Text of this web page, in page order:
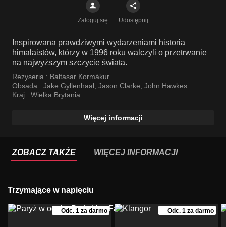
Zaloguj się Udostępnij
Inspirowana prawdziwymi wydarzeniami historia
himalaistów, którzy w 1996 roku walczyli o przetrwanie
na najwyższym szczycie świata.
Reżyseria : Baltasar Kormákur
Obsada : Jake Gyllenhaal, Jason Clarke, John Hawkes
Kraj : Wielka Brytania
Więcej informacji
ZOBACZ TAKŻE WIĘCEJ INFORMACJI
Trzymające w napięciu
Odc. 1 za darmo Odc. 1 za darmo